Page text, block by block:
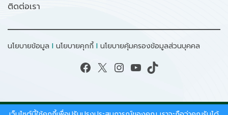
ติดต่อเรา
นโยบายข้อมูล I นโยบายคุกกี้ I นโยบายคุ้มครองข้อมูลส่วนบุคคล
Facebook X Instagram YouTube TikTok